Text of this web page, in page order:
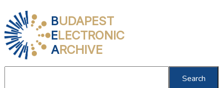
BUDAPEST
ELECTRONIC
ARCHIVE
Search